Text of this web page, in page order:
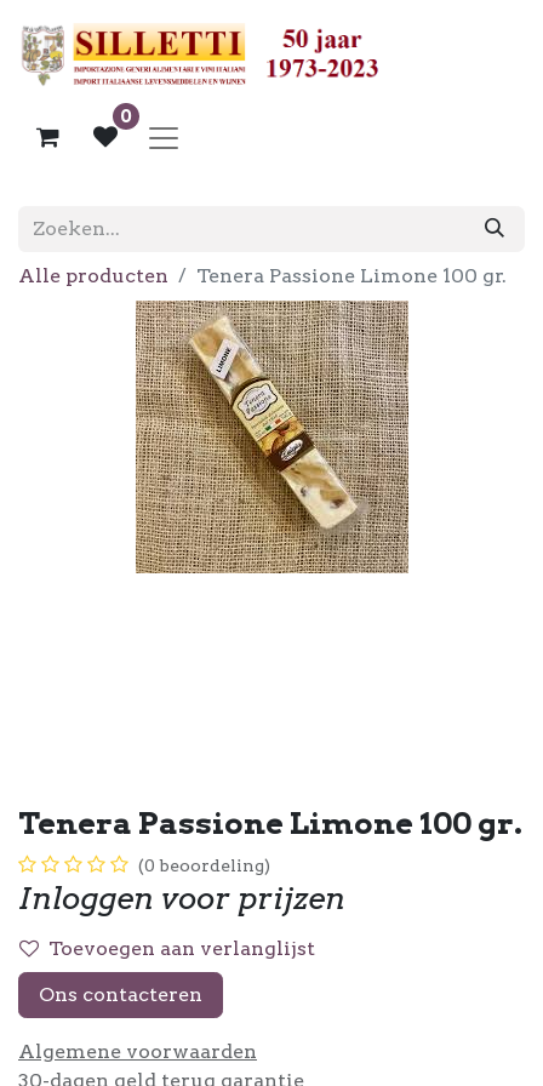
0
Alle producten Tenera Passione Limone 100 gr.
Tenera Passione Limone 100 gr.
(0 beoordeling)
Inloggen voor prijzen
Toevoegen aan verlanglijst
Ons contacteren
Algemene voorwaarden
30-dagen geld terug garantie